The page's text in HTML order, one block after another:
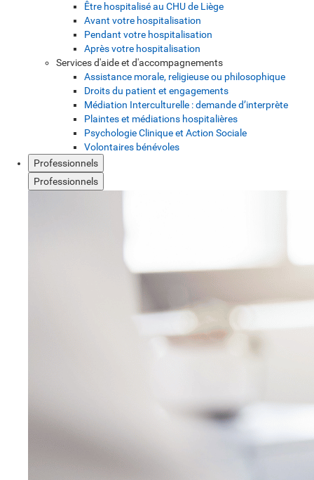
Être hospitalisé au CHU de Liège
Avant votre hospitalisation
Pendant votre hospitalisation
Après votre hospitalisation
Services d'aide et d'accompagnements
Assistance morale, religieuse ou philosophique
Droits du patient et engagements
Médiation Interculturelle : demande d’interprète
Plaintes et médiations hospitalières
Psychologie Clinique et Action Sociale
Volontaires bénévoles
Professionnels
Professionnels